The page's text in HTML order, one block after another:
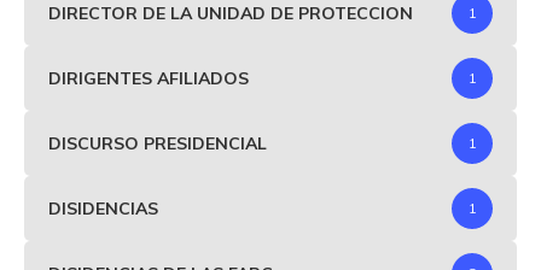
DIRECTOR DE LA UNIDAD DE PROTECCION 1
DIRIGENTES AFILIADOS 1
DISCURSO PRESIDENCIAL 1
DISIDENCIAS 1